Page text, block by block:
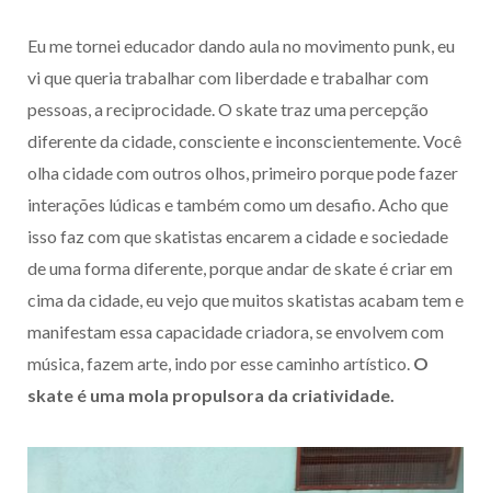
Eu me tornei educador dando aula no movimento punk, eu
vi que queria trabalhar com liberdade e trabalhar com
pessoas, a reciprocidade. O skate traz uma percepção
diferente da cidade, consciente e inconscientemente. Você
olha cidade com outros olhos, primeiro porque pode fazer
interações lúdicas e também como um desafio. Acho que
isso faz com que skatistas encarem a cidade e sociedade
de uma forma diferente, porque andar de skate é criar em
cima da cidade, eu vejo que muitos skatistas acabam tem e
manifestam essa capacidade criadora, se envolvem com
música, fazem arte, indo por esse caminho artístico. O
skate é uma mola propulsora da criatividade.